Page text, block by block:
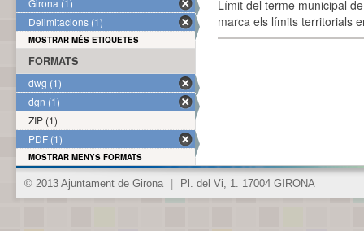
Límit del terme municipal
marca els límits territorials
Girona (1)
Delimitacions (1)
MOSTRAR MÉS ETIQUETES
FORMATS
dwg (1)
dgn (1)
ZIP (1)
PDF (1)
MOSTRAR MENYS FORMATS
© 2013 Ajuntament de Girona Pl. del Vi, 1. 17004 GIRONA